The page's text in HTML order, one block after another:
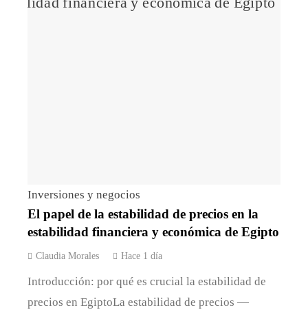
Inversiones y negocios
El papel de la estabilidad de precios en la
estabilidad financiera y económica de Egipto
Claudia Morales Hace 1 día
Introducción: por qué es crucial la estabilidad de
precios en EgiptoLa estabilidad de precios —